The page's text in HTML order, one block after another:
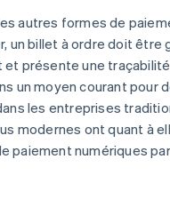
autres formes de
un billet à ordre doit être
présente une traçabilité
un moyen courant pour
les entreprises
modernes ont quant à
paiement numériques